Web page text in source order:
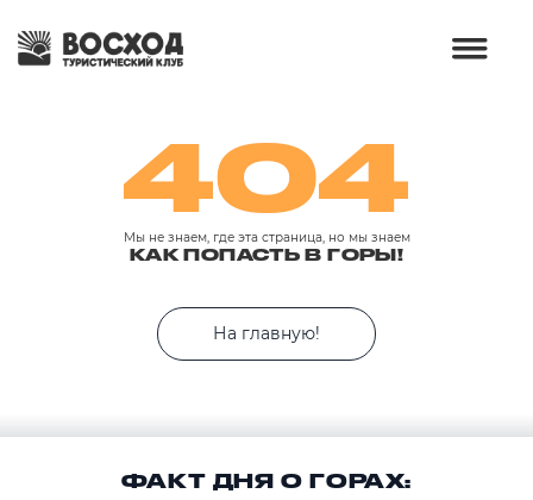
404
Мы не знаем, где эта страница, но мы знаем
КАК ПОПАСТЬ В ГОРЫ!
На главную!
ФАКТ ДНЯ О ГОРАХ: